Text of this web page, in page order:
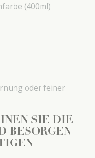
(400ml)
oder feiner
SIE DIE
BESORGEN